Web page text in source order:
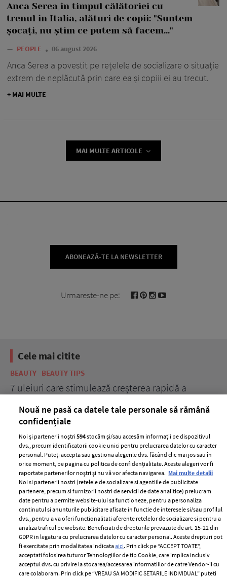
Anca Serea în timpul călătoriei cu
trenul în Italia, alături de copii: "Suntem
șocați, nu știm ce putem să facem..."
— PEOPLE 06 august 2026
Anca Serea a povestit pe rețelele de socializare o situație
extrem de neplăcută prin care ea și copiii ei au trecut.
+ MAI MULTE
MAI MULTE ARTICOLE
ABONEAZĂ-TE LA NEWSLETTER
Urmareste-ne pe:
Cele mai citite
BEAUTY BEAUTY TIPS
7 uleiuri care stimulează creșterea rapidă a
ELLE Style Awards
2024
Despre ELLE
Romania
Contact
Abonamente
Termeni si conditii
Politica de
confidențialitate
Politica de cookies
Publicitate
Nouă ne pasă ca datele tale personale să rămână
confidențiale
Noi și partenerii noștri594stocăm și/sau accesăm informații pe dispozitivul
dvs., precum identificatorii cookie unici pentru prelucrarea datelor cu caracter
personal. Puteți accepta sau gestiona alegerile dvs. făcând clic mai jos sau în
orice moment, pe pagina cu politica de confidențialitate. Aceste alegeri vor fi
raportate partenerilor noștri și nu vă vor afecta navigarea. Mai multe detalii
Noi si partenerii nostri (retelele de socializare si agentiile de publicitate
partenere, precum si furnizorii nostri de servicii de date analitice) prelucram
date pentru a permite website-ului sa functioneze, pentru a personaliza
continutul si anunturile publicitare afisate in functie de interesele si/sau profilul
dvs., pentru a va oferi functionalitati aferente retelelor de socializare si pentru a
analiza traficul pe website. Beneficiati de drepturile prevazute de art. 15-22 din
GDPR in legatura cu prelucrarea datelor cu caracter personal. Aceste drepturi pot
fi exercitate prin modalitatea indicataaici. Prin click pe “ACCEPT TOATE”,
acceptati folosirea tuturor Tehnologiilor de tip Cookie, care implica inclusiv
acceptul dvs. cu privire la stocarea/accesarea informatiilor de catre Vendor-ii cu
care colaboram. Prin click pe “VREAU SA MODIFIC SETARILE INDIVIDUAL” puteti